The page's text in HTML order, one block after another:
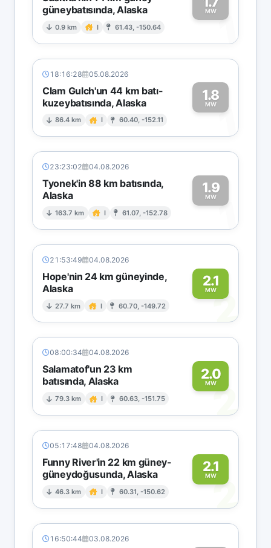
güneybatısında, Alaska
0.9 km I 61.43, -150.64
MW1
18:16:28 05.08.2026
Clam Gulch'un 44 km batı-
kuzeybatısında, Alaska
86.4 km I 60.40, -152.11
1.8
MW1
23:23:02 04.08.2026
Tyonek'in 88 km batısında,
Alaska
163.7 km I 61.07, -152.78
1.9
MW1
21:53:49 04.08.2026
Hope'nin 24 km güneyinde,
Alaska
27.7 km I 60.70, -149.72
2.1
MW2
08:00:34 04.08.2026
Salamatof'un 23 km
batısında, Alaska
79.3 km I 60.63, -151.75
2.0
MW2
05:17:48 04.08.2026
Funny River'in 22 km güney-
güneydoğusunda, Alaska
46.3 km I 60.31, -150.62
2.1
MW2
16:50:44 03.08.2026